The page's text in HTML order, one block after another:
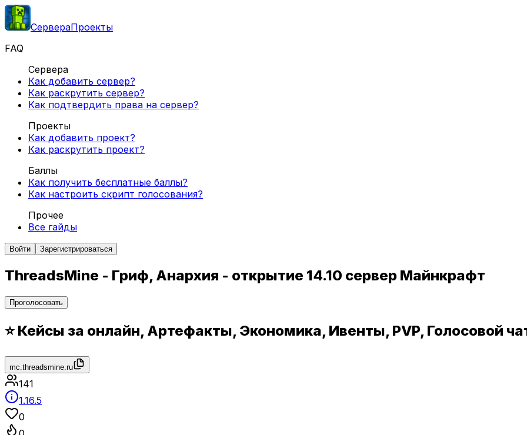
СервераПроекты
FAQ
Сервера
Как добавить сервер?
Как раскрутить сервер?
Как подтвердить права на сервер?
Проекты
Как добавить проект?
Как раскрутить проект?
Баллы
Как получить бесплатные баллы?
Как настроить скрипт голосования?
Прочее
Все гайды
Войти Зарегистрироваться
ThreadsMine - Гриф, Анархия - открытие 14.10 сервер Майнкрафт
Проголосовать
⭐ Кейсы за онлайн, Артефакты, Экономика, Ивенты, PVP, Голосовой
mc.threadsmine.ru
141
1.16.5
0